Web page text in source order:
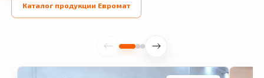
Каталог продукции Евромат